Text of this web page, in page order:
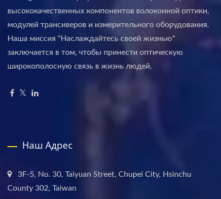
высококачественных компонентов волоконной оптики,
модулей трансиверов и измерительного оборудования.
Наша миссия "Наслаждайтесь своей жизнью"
заключается в том, чтобы принести оптическую
широкополосную связь в жизнь людей.
Наш Адрес
3F-5, No. 30, Taiyuan Street, Chupei City, Hsinchu
County 302, Taiwan